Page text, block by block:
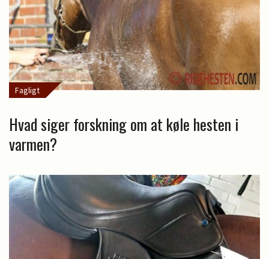
Fagligt
Hvad siger forskning om at køle hesten i
varmen?